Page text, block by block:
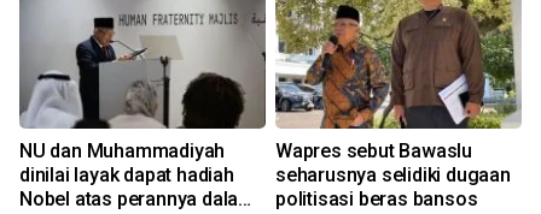
NU dan Muhammadiyah
dinilai layak dapat hadiah
Nobel atas perannya dalam
Wapres sebut Bawaslu
seharusnya selidiki dugaan
politisasi beras bansos